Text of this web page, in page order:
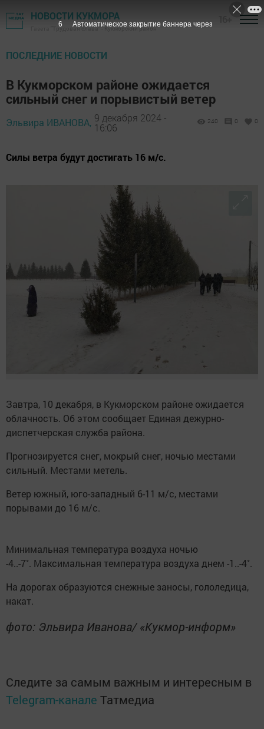
НОВОСТИ КУКМОРА
Газета "Трудовая слава" - Кукморский район
ПОСЛЕДНИЕ НОВОСТИ
В Кукморском районе ожидается
сильный снег и порывистый ветер
Эльвира ИВАНОВА, 9 декабря 2024 -
16:06
240 0 0
Силы ветра будут достигать 16 м/с.
Завтра, 10 декабря, в Кукморском районе ожидается
облачность. Об этом сообщает Единая дежурно-
диспетчерская служба района.
Прогнозируется снег, мокрый снег, ночью местами
сильный. Местами метель.
Ветер южный, юго-западный 6-11 м/с, местами
порывами до 16 м/с.
Минимальная температура воздуха ночью
-4..-7˚. Максимальная температура воздуха днем -1..-4˚.
На дорогах образуются снежные заносы, гололедица,
накат.
фото: Эльвира Иванова/ «Кукмор-информ»
Следите за самым важным и интересным в
Telegram-канале Татмедиа
4 Автоматическое закрытие баннера через